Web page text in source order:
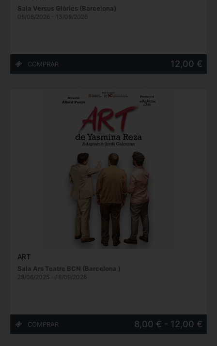
Sala Versus Glòries (Barcelona)
05/08/2026 - 13/09/2026
12,00 €
ART
Sala Ars Teatre BCN (Barcelona )
28/06/2025 - 18/09/2026
8,00 € - 12,00 €